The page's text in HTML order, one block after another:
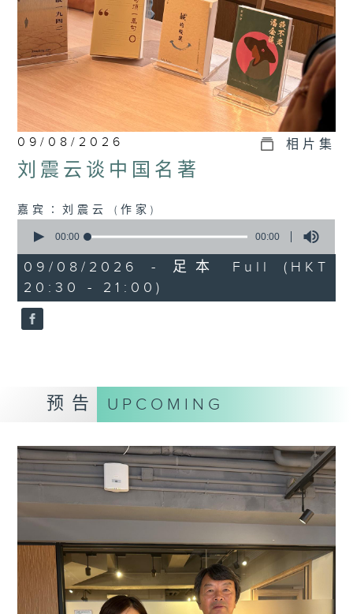
09/08/2026 相片集
刘震云谈中国名著
嘉宾∶刘震云 (作家)
seconds
0
seconds
00:00 00:00
09/08/2026 - 足本 Full (HKT
20:30 - 21:00)
预告 UPCOMING